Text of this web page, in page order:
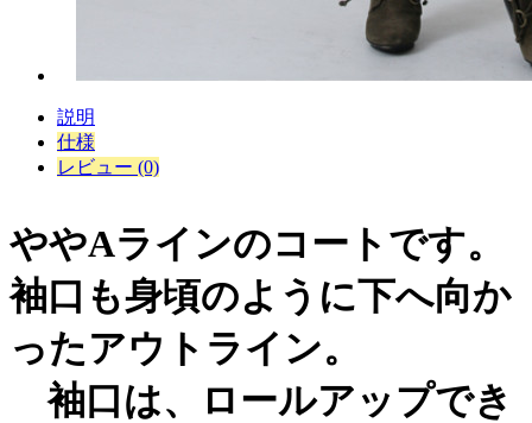
説明
仕様
レビュー (0)
ややAラインのコートです。
袖口も身頃のように下へ向か
ったアウトライン。
袖口は、ロールアップでき